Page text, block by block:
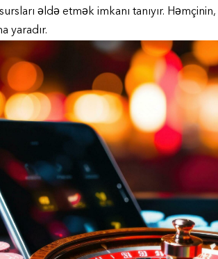
əldə etmək imkanı tanıyır.
yaradır.